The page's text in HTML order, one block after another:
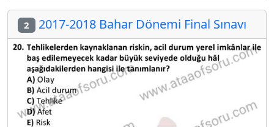
2 2017-2018 Bahar Dönemi Final Sınavı